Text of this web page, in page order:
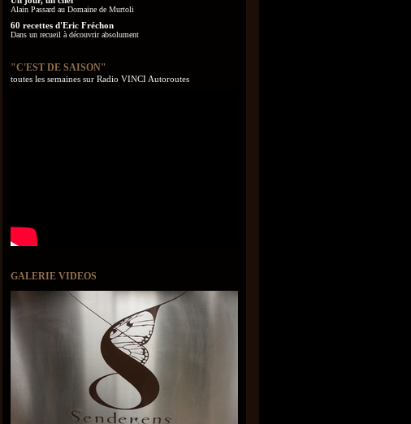
Alain Passard au Domaine de Murtoli
60 recettes d'Eric Fréchon
Dans un recueil à découvrir absolument
"C'EST DE SAISON"
toutes les semaines sur Radio VINCI Autoroutes
GALERIE VIDEOS